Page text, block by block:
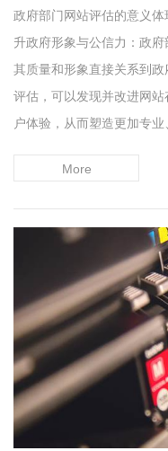
政府部门网站评估的意义
升政府形象与公信力：政
其质量和形象直接关系到
评估，可以发现并改进网
户体验，从而塑造更加专
More